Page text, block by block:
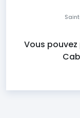
Vous